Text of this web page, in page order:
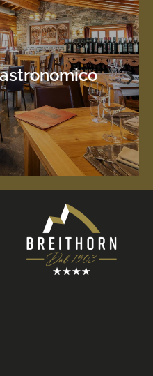
sei pronto a scoprire il
sua anima viva e dei
€
più